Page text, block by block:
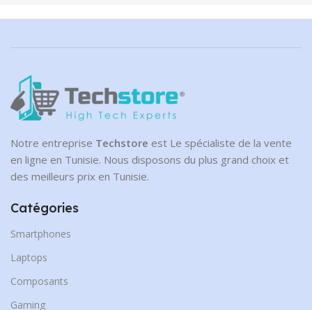
Notre entreprise Techstore est Le spécialiste de la vente
en ligne en Tunisie. Nous disposons du plus grand choix et
des meilleurs prix en Tunisie.
Catégories
Smartphones
Laptops
Composants
Gaming